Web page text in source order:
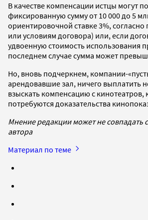
В качестве компенсации истцы могут
фиксированную сумму от 10 000 до 5
ориентировочной ставке 3%,
или условиям договора) или, если
удвоенную стоимость использования
последнем случае сумма может
Но, вновь подчеркнем, компании-
арендовавшие зал, ничего выплатить
взыскать компенсацию с
потребуются доказательства
Мнение редакции может не совпадать
автора
Материал по теме